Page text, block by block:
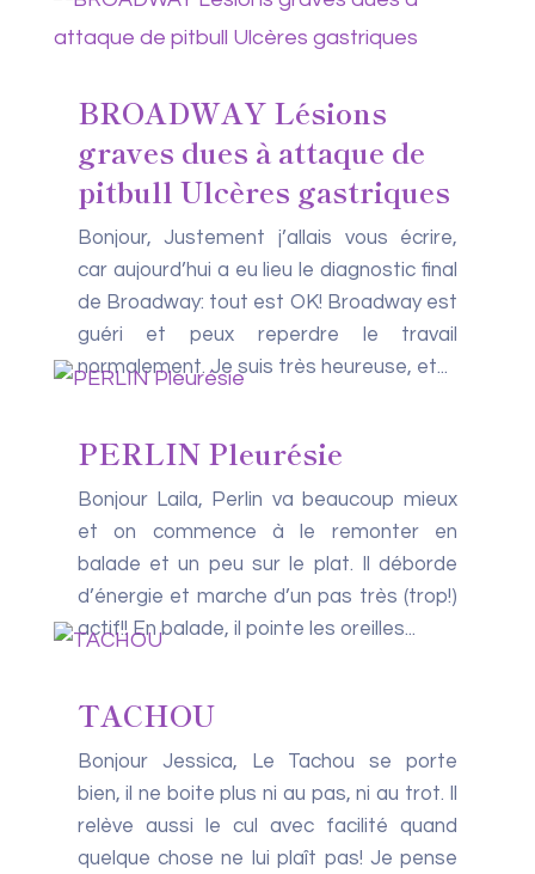
BROADWAY Lésions
graves dues à attaque de
pitbull Ulcères gastriques
Bonjour, Justement j’allais vous écrire,
car aujourd’hui a eu lieu le diagnostic final
de Broadway: tout est OK! Broadway est
guéri et peux reperdre le travail
normalement. Je suis très heureuse, et...
PERLIN Pleurésie
Bonjour Laila, Perlin va beaucoup mieux
et on commence à le remonter en
balade et un peu sur le plat. Il déborde
d’énergie et marche d’un pas très (trop!)
actif!! En balade, il pointe les oreilles...
TACHOU
Bonjour Jessica, Le Tachou se porte
bien, il ne boite plus ni au pas, ni au trot. Il
relève aussi le cul avec facilité quand
quelque chose ne lui plaît pas! Je pense